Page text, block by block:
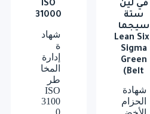
شهادة
الحزام
في لين
ستة
سيجما
(Lean Six
Sigma
Green
Belt)
شهاد
ة
إدارة
المخا
طر
ISO
3100
ISO
31000